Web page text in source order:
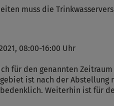
muss die
08:00-16:00 Uhr
für den genannten
ist nach der
Weiterhin ist für